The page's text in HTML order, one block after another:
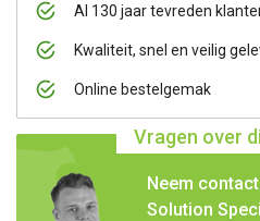
Al 130 jaar tevreden
Kwaliteit, snel en veilig
Online bestelgemak
Vragen over
Neem
Solution